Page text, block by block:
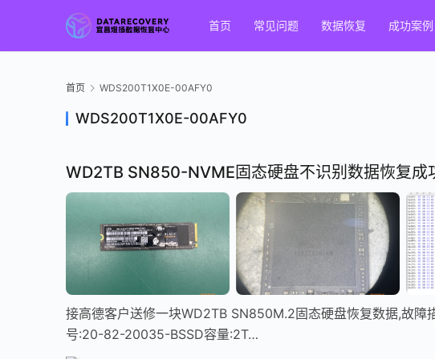
首页 常见问题 数据恢复 成功案例
首页 WDS200T1X0E-00AFY0
WDS200T1X0E-00AFY0
WD2TB SN850-NVME固态硬盘不识别数据恢复成
接高德客户送修一块WD2TB SN850M.2固态硬盘恢复数据,故
号:20-82-20035-BSSD容量:2T…